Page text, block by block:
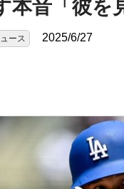
本音「彼
ース 2025/6/27